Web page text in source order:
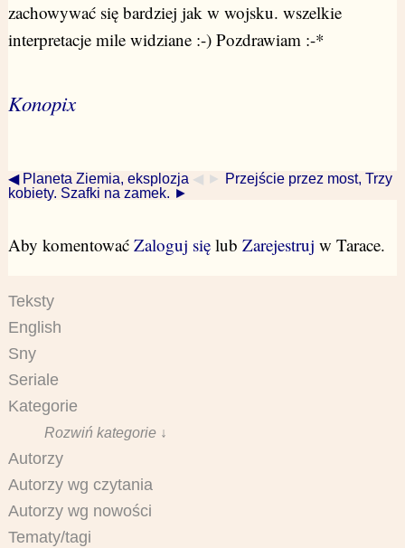
zachowywać się bardziej jak w wojsku. wszelkie
interpretacje mile widziane :-) Pozdrawiam :-*
Konopix
◀ Planeta Ziemia, eksplozja ◀ ►
Przejście przez most, Trzy
kobiety. Szafki na zamek. ►
Aby komentować Zaloguj sięlub Zarejestruj w Tarace.
Teksty
English
Sny
Seriale
Kategorie
Rozwiń kategorie ↓
Autorzy
Autorzy wg czytania
Autorzy wg nowości
Tematy/tagi